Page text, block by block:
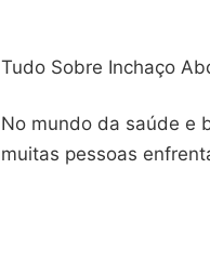
Tudo Sobre Inchaço
No mundo da saúde e
muitas pessoas